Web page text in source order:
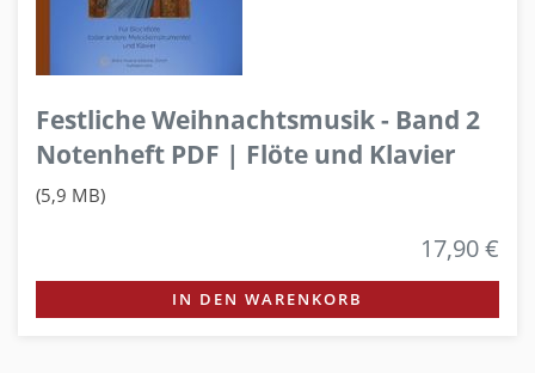
Festliche Weihnachtsmusik - Band 2
Notenheft PDF | Flöte und Klavier
(5,9 MB)
17,90 €
IN DEN WARENKORB